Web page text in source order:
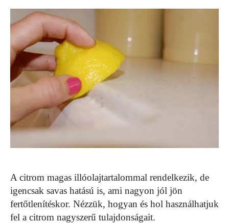
A citrom magas illóolajtartalommal rendelkezik, de
igencsak savas hatású is, ami nagyon jól jön
fertőtlenítéskor. Nézzük, hogyan és hol használhatjuk
fel a citrom nagyszerű tulajdonságait.